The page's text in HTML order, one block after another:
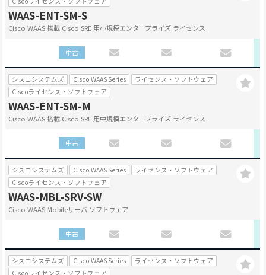
WAAS-ENT-SM-S
Cisco WAAS 搭載 Cisco SRE 用小規模エンタープライズ ライセンス
中古
シスコシステムズ Cisco WAAS Series
ライセンス・ソフトウェア
Ciscoライセンス・ソフトウェア
WAAS-ENT-SM-M
Cisco WAAS 搭載 Cisco SRE 用中規模エンタープライズ ライセンス
中古
シスコシステムズ Cisco WAAS Series
ライセンス・ソフトウェア
Ciscoライセンス・ソフトウェア
WAAS-MBL-SRV-SW
Cisco WAAS Mobileサーバ ソフトウェア
中古
シスコシステムズ Cisco WAAS Series
ライセンス・ソフトウェア
Ciscoライセンス・ソフトウェア